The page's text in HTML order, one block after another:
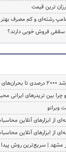
ترین قیمت
رشته‌ای و کم مصرف
فروش خوبی دارند؟
از جنگ
بین تریدرهای ایرانی
وبرانو
از ابزارهای آنلاین
از ابزارهای آنلاین
مشهد | سریع‌ترین روش